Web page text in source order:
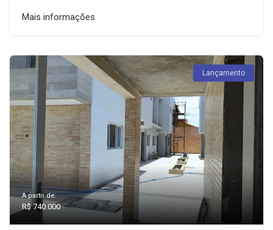
Mais informações
Lançamento
A partir de:
R$ 740.000